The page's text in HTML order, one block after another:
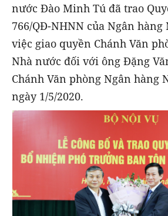
nước Đào Minh Tú đã trao
766/QĐ-NHNN của Ngân hàng
việc giao quyền Chánh Văn
Nhà nước đối với ông Đặng
Chánh Văn phòng Ngân hàng
ngày 1/5/2020.